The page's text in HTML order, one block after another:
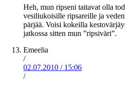
Heh, mun ripseni taitavat olla
vesiliukoisille ripsareille ja
pärjää. Voisi kokeilla
jatkossa sitten mun ”ripsiväri”.
Emeelia
/
02.07.2010 / 15:06
/